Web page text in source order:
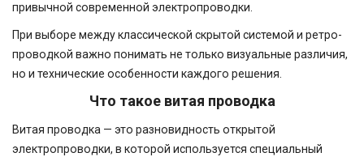
привычной современной электропроводки.
При выборе между классической скрытой системой и ретро-
проводкой важно понимать не только визуальные различия,
но и технические особенности каждого решения.
Что такое витая проводка
Витая проводка — это разновидность открытой
электропроводки, в которой используется специальный